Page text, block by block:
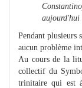
aujourd'hui
Pendant plusieurs
aucun problème
Au cours de la
collectif du
trinitaire qui est